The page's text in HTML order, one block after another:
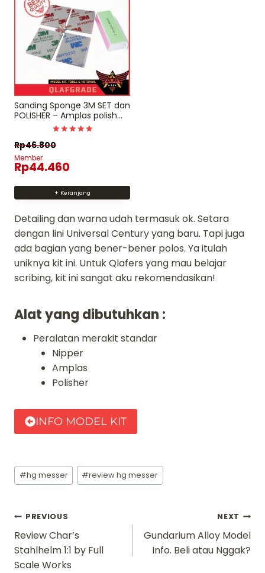
Sanding Sponge 3M SET dan
POLISHER – Amplas polish
Gundam Model Kit Tool
Dinilai
4.9735614307932
Rp46.800
Member
Rp44.460
+ Keranjang
Detailing dan warna udah termasuk ok. Setara
dengan lini Universal Century yang baru. Tapi juga
ada bagian yang bener-bener polos. Ya itulah
uniknya kit ini. Untuk Qlafers yang mau belajar
scribing, kit ini sangat aku rekomendasikan!
Alat yang dibutuhkan :
Peralatan merakit standar
Nipper
Amplas
Polisher
INFO MODEL KIT
Post
Tags:
#hg messer #review hg messer
Navigasi
pos
PREVIOUS
Review Char’s
Stahlhelm 1:1 by Full
Scale Works
NEXT
Gundarium Alloy Model
Info. Beli atau Nggak?